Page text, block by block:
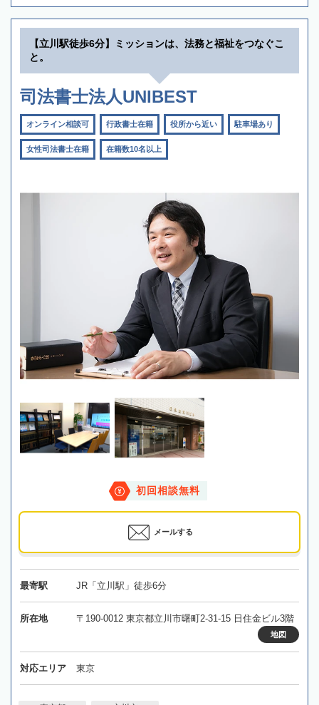
【立川駅徒歩6分】ミッションは、法務と福祉をつなぐこ
と。
司法書士法人UNIBEST
オンライン相談可 行政書士在籍 役所から近い 駐車場あり
女性司法書士在籍 在籍数10名以上
初回相談無料
メールする
最寄駅 JR「立川駅」徒歩6分
所在地 〒190-0012 東京都立川市曙町2-31-15 日住金ビル3階
地図
対応エリア 東京